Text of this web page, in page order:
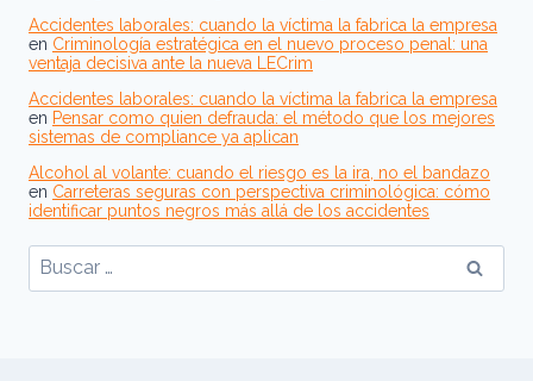
Accidentes laborales: cuando la víctima la fabrica la empresa
en Criminología estratégica en el nuevo proceso penal: una
ventaja decisiva ante la nueva LECrim
Accidentes laborales: cuando la víctima la fabrica la empresa
en Pensar como quien defrauda: el método que los mejores
sistemas de compliance ya aplican
Alcohol al volante: cuando el riesgo es la ira, no el bandazo
en Carreteras seguras con perspectiva criminológica: cómo
identificar puntos negros más allá de los accidentes
Buscar: